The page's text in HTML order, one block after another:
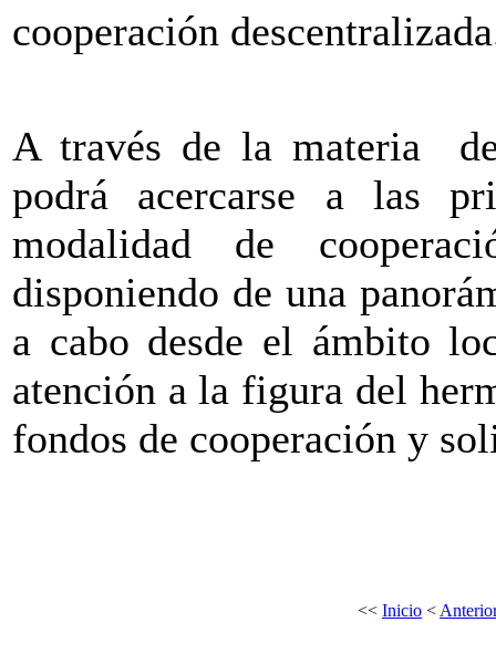
cooperación
A través de la materia
podrá acercarse a las
modalidad de
disponiendo de una
a cabo desde el ámbito
atención a la figura del
fondos de cooperación y
<< Inicio <